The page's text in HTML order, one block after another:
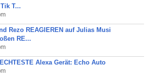
T...
Rezo REAGIEREN auf Julias Musi
RE...
Alexa Gerät: Echo Auto